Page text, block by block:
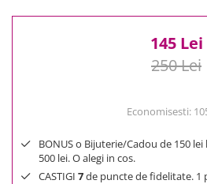
145 Lei
250 Lei
Economisesti:
BONUS o Bijuterie/Cadou de 150
500 lei. O alegi in cos.
CASTIGI 7de puncte de fidelitate. 1